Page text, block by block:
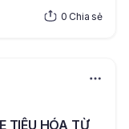
0 Chia sẻ
TIÊU HÓA TỪ